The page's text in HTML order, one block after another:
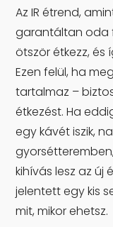
Az IR étrend,
garantáltan oda
ötször étkezz, és
Ezen felül, ha
tartalmaz –
étkezést. Ha
egy kávét iszik,
kihívás lesz az új
jelentett egy kis
mit, mikor ehetsz.